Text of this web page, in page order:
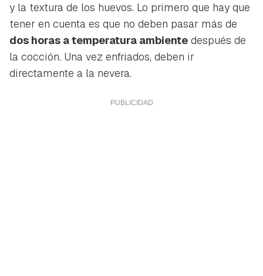
y la textura de los huevos. Lo primero que hay que
tener en cuenta es que no deben pasar más de
dos horas a temperatura ambiente después de
la cocción. Una vez enfriados, deben ir
directamente a la nevera.